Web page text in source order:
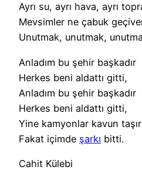
Ayrı su, ayrı hava, ayrı
Mevsimler ne çabuk
Unutmak, unutmak,
Anladım bu şehir başkadır
Herkes beni aldattı gitti,
Anladım bu şehir başkadır
Herkes beni aldattı gitti,
Yine kamyonlar kavun taşır
Fakat içimde şarkı bitti.
Cahit Külebi